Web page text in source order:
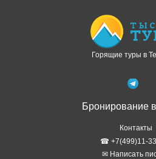
Горящие туры в
Бронирование
Контакты
☎ +7(499)11-
✉ Написать